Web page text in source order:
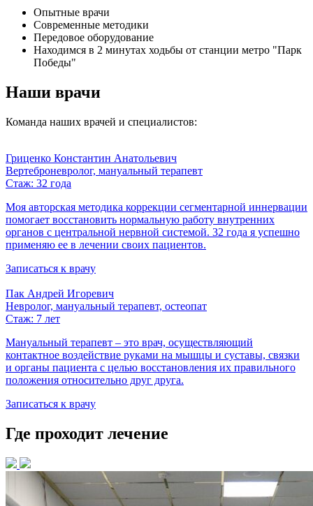
Опытные врачи
Современные методики
Передовое оборудование
Находимся в 2 минутах ходьбы от станции метро "Парк
Победы"
Наши врачи
Команда наших врачей и специалистов:
Гриценко Константин Анатольевич
Вертеброневролог, мануальный терапевт
Стаж: 32 года
Моя авторская методика коррекции сегментарной иннервации
помогает восстановить нормальную работу внутренних
органов с центральной нервной системой. 32 года я успешно
применяю ее в лечении своих пациентов.
Записаться к врачу
Пак Андрей Игоревич
Невролог, мануальный терапевт, остеопат
Стаж: 7 лет
Мануальный терапевт – это врач, осуществляющий
контактное воздействие руками на мышцы и суставы, связки
и органы пациента с целью восстановления их правильного
положения относительно друг друга.
Записаться к врачу
Где проходит лечение